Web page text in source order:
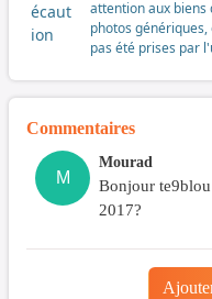
attention aux biens
photos
pas été prises par
Commentaires
M
Mourad
Bonjour
2017?